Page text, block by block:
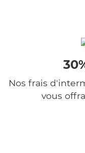
Nos frais
vous